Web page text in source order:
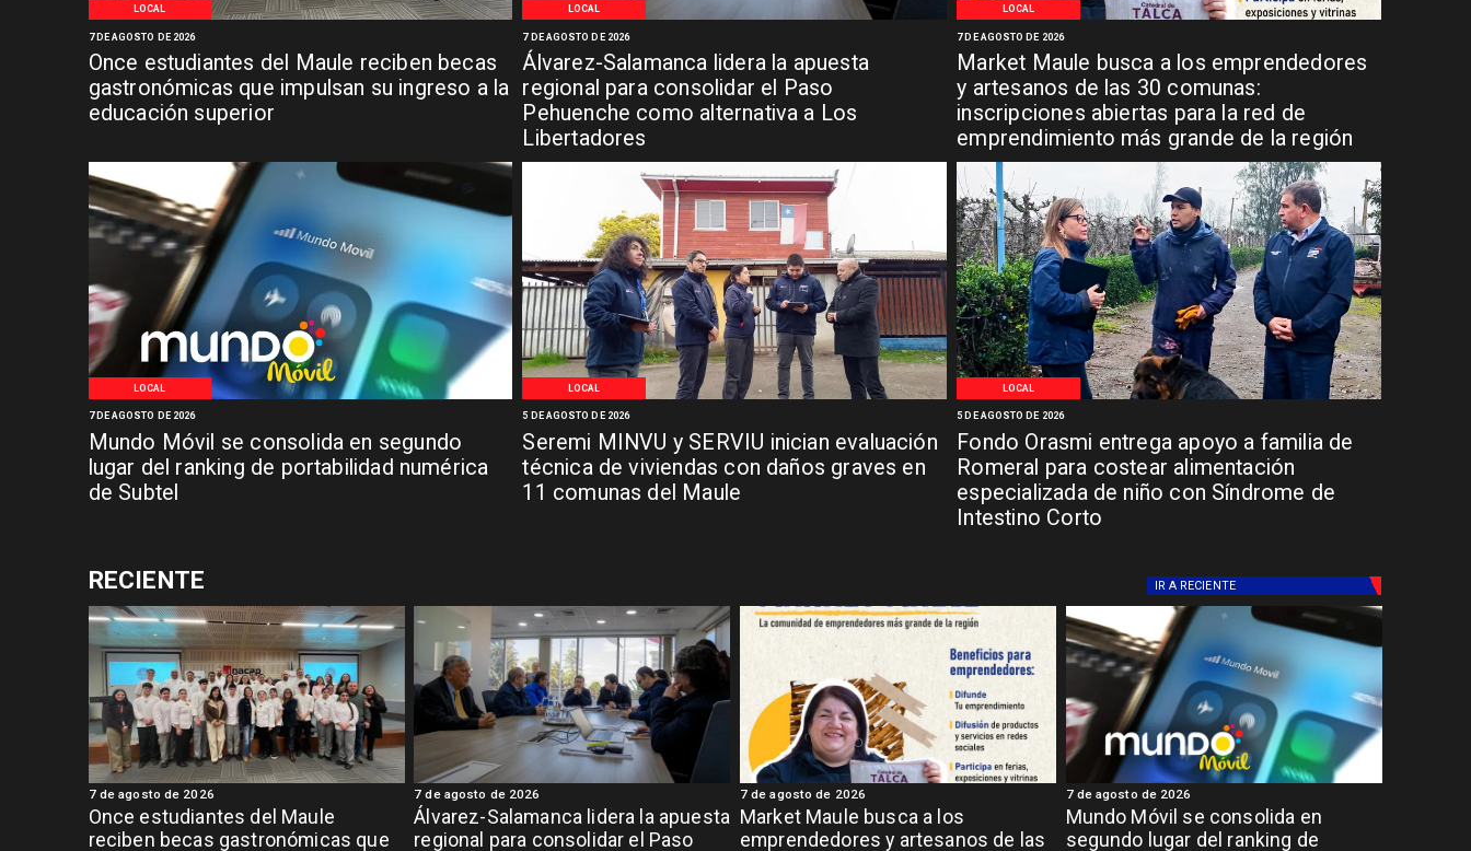
LOCAL
Once estudiantes del Maule reciben becas
gastronómicas que impulsan su ingreso a la
educación superior
7 DE AGOSTO DE 2026
LOCAL
Álvarez-Salamanca lidera la apuesta
regional para consolidar el Paso
Pehuenche como alternativa a Los
Libertadores
7 DE AGOSTO DE 2026
LOCAL
Market Maule busca a los emprendedores
y artesanos de las 30 comunas:
inscripciones abiertas para la red de
emprendimiento más grande de la región
7 DE AGOSTO DE 2026
LOCAL
Mundo Móvil se consolida en segundo
lugar del ranking de portabilidad numérica
de Subtel
7 DE AGOSTO DE 2026
LOCAL
Seremi MINVU y SERVIU inician evaluación
técnica de viviendas con daños graves en
11 comunas del Maule
5 DE AGOSTO DE 2026
LOCAL
Fondo Orasmi entrega apoyo a familia de
Romeral para costear alimentación
especializada de niño con Síndrome de
Intestino Corto
5 DE AGOSTO DE 2026
RECIENTE IR A RECIENTE
Once estudiantes del Maule
reciben becas gastronómicas que
7 de agosto de 2026
Álvarez-Salamanca lidera la apuesta
regional para consolidar el Paso
7 de agosto de 2026
Market Maule busca a los
emprendedores y artesanos de las
7 de agosto de 2026
Mundo Móvil se consolida en
segundo lugar del ranking de
7 de agosto de 2026